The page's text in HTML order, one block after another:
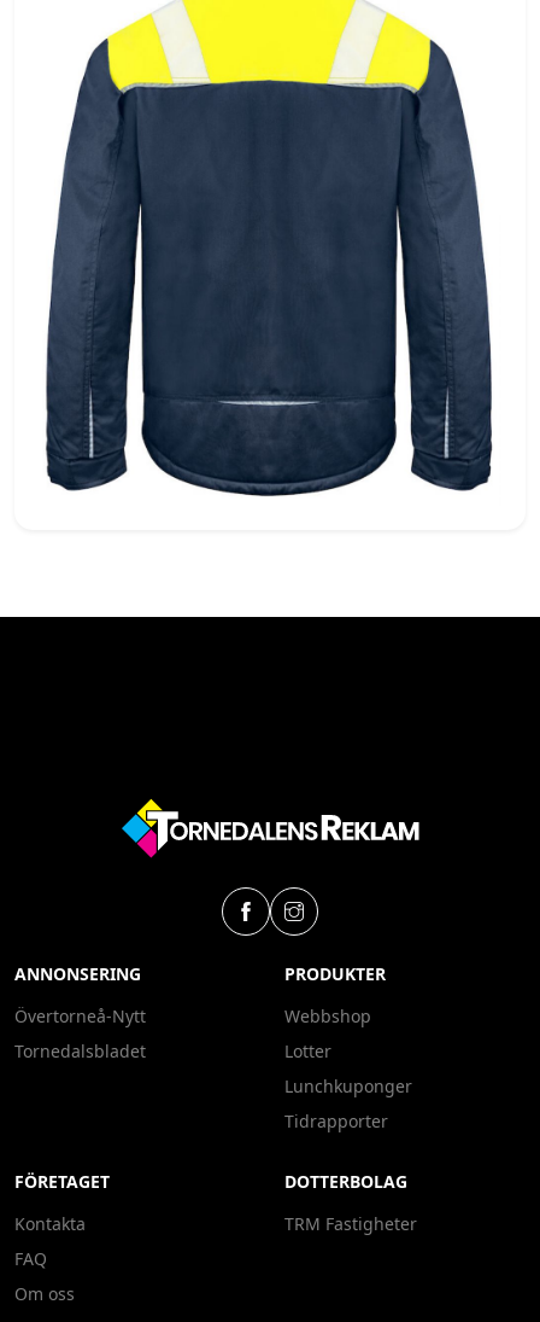
ANNONSERING
Övertorneå-Nytt
Tornedalsbladet
PRODUKTER
Webbshop
Lotter
Lunchkuponger
Tidrapporter
FÖRETAGET
Kontakta
FAQ
Om oss
DOTTERBOLAG
TRM Fastigheter